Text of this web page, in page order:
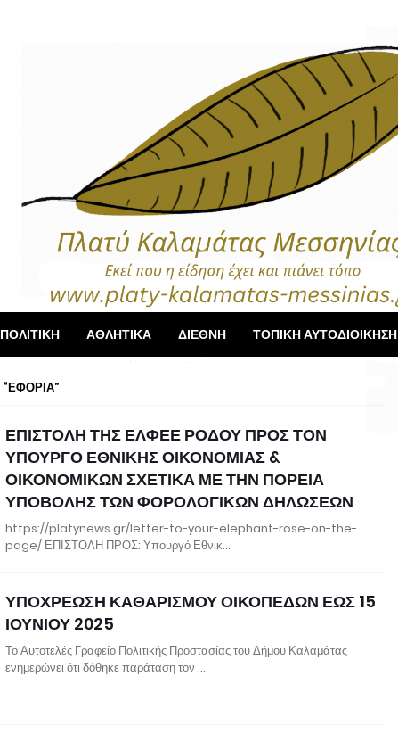
ΠΟΛΙΤΙΚΗ ΑΘΛΗΤΙΚΑ ΔΙΕΘΝΗ ΤΟΠΙΚΗ ΑΥΤΟΔΙΟΙΚΗΣΗ
ΕΦΟΡΙΑ
ΕΠΙΣΤΟΛΗ ΤΗΣ ΕΛΦΕΕ ΡΟΔΟΥ ΠΡΟΣ ΤΟΝ
ΥΠΟΥΡΓΟ ΕΘΝΙΚΗΣ ΟΙΚΟΝΟΜΙΑΣ &
ΟΙΚΟΝΟΜΙΚΩΝ ΣΧΕΤΙΚΑ ΜΕ ΤΗΝ ΠΟΡΕΙΑ
ΥΠΟΒΟΛΗΣ ΤΩΝ ΦΟΡΟΛΟΓΙΚΩΝ ΔΗΛΩΣΕΩΝ
https://platynews.gr/letter-to-your-elephant-rose-on-the-
page/ ΕΠΙΣΤΟΛΗ ΠΡΟΣ: Υπουργό Εθνικ…
ΥΠΟΧΡΕΩΣΗ ΚΑΘΑΡΙΣΜΟΥ ΟΙΚΟΠΕΔΩΝ ΕΩΣ 15
ΙΟΥΝΙΟΥ 2025
Το Αυτοτελές Γραφείο Πολιτικής Προστασίας του Δήμου Καλαμάτας
ενημερώνει ότι δόθηκε παράταση τον …